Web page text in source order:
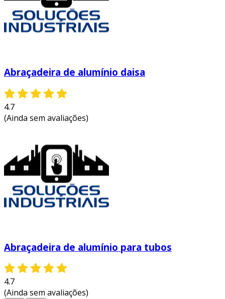
Abraçadeira de alumínio daisa
4.7
(Ainda sem avaliações)
Abraçadeira de alumínio para tubos
4.7
(Ainda sem avaliações)